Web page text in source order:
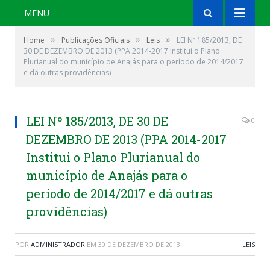
MENU
Home » Publicações Oficiais » Leis »
LEI Nº 185/2013, DE
30 DE DEZEMBRO DE 2013 (PPA 2014-2017 Institui o Plano
Plurianual do município de Anajás para o período de 2014/2017
e dá outras providências)
LEI Nº 185/2013, DE 30 DE
DEZEMBRO DE 2013 (PPA 2014-2017
Institui o Plano Plurianual do
município de Anajás para o
período de 2014/2017 e dá outras
providências)
0
POR ADMINISTRADOR EM 30 DE DEZEMBRO DE 2013 LEIS